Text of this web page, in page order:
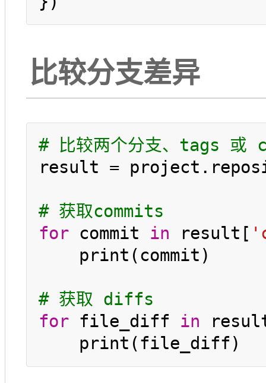
比较分支差异
# 比较两个分支、tags 或
result =
# 获取commits
for commit in result[
    print(commit)
# 获取 diffs
for file_diff in